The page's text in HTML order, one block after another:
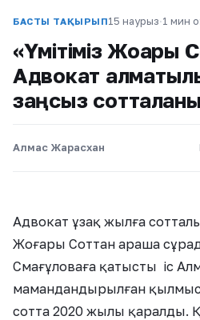
БАСТЫ ТАҚЫРЫП15 наурыз·1 мин
«Үмітіміз Жоғарғы
Адвокат
заңсыз
Алмас Жарасхан
Адвокат ұзақ жылға
Жоғары Соттан араша
Смағұловаға қатысты іс
мамандандырылған
сотта 2020 жылы қаралды.